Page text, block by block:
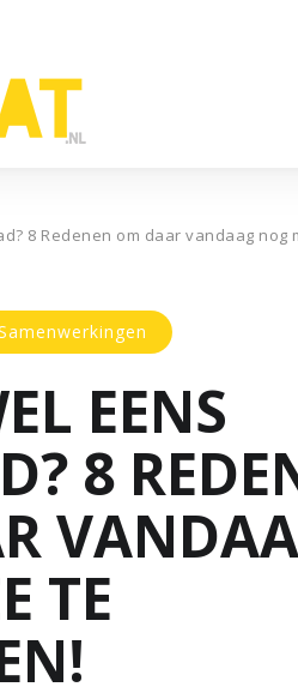
8 Redenen om daar vandaag nog
EENS
8
TE